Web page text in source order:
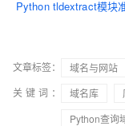
Python tldextract模块
文章标签： 域名与网站
关键词：
域名库
Python查询